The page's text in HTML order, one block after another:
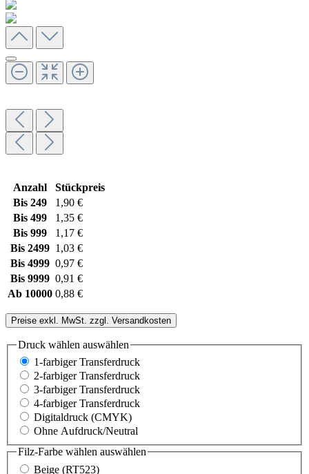
Anzahl
Stückpreis
Bis 249
1,90 €
Bis 499
1,35 €
Bis 999
1,17 €
Bis 2499 1,03 €
Bis 4999 0,97 €
Bis 9999 0,91 €
Ab 10000 0,88 €
Preise exkl. MwSt. zzgl. Versandkosten
Druck wählen auswählen
1-farbiger Transferdruck
2-farbiger Transferdruck
3-farbiger Transferdruck
4-farbiger Transferdruck
Digitaldruck (CMYK)
Ohne Aufdruck/Neutral
Filz-Farbe wählen auswählen
Beige (RT523)